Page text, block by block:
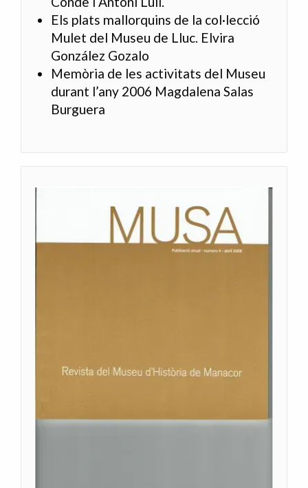
Els plats mallorquins de la col·lecció
Mulet del Museu de Lluc. Elvira
González Gozalo
Memòria de les activitats del Museu
durant l’any 2006 Magdalena Salas
Burguera